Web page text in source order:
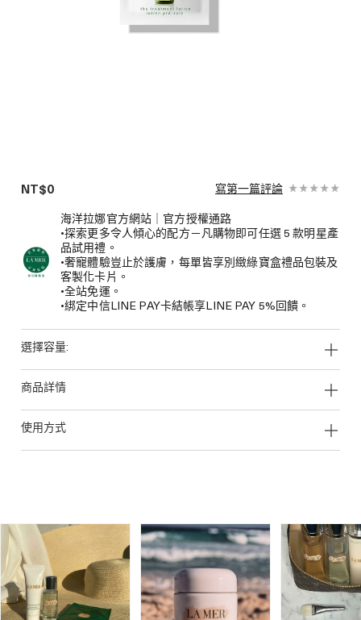
NT$0
寫第一篇評論
海洋拉娜官方網站｜官方授權通路
•探索更多令人傾心的配方－凡購物即可任選 5 款明星產
品試用禮。
•奢寵體驗豈止於護膚，每單皆享別緻綠寶盒禮品包裝及
客製化卡片。
•全站免運。
•綁定中信LINE PAY卡結帳享LINE PAY 5%回饋。
選擇容量:
商品詳情
使用方式